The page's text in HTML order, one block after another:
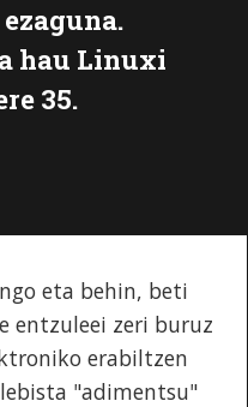
hau Linuxi
35.
eta behin, beti
entzuleei zeri buruz
erabiltzen
"adimentsu"